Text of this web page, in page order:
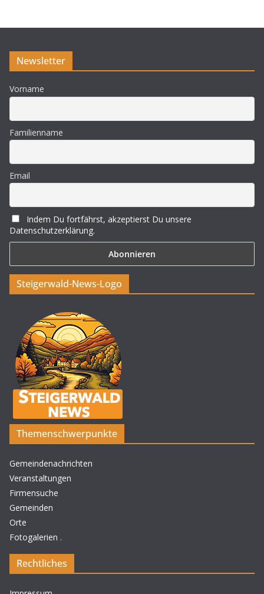
Newsletter
Vorname
Familienname
Email
Indem Du fortfährst, akzeptierst Du unsere
Datenschutzerklärung.
Steigerwald-News-Logo
Themenschwerpunkte
Gemeindenachrichten
Veranstaltungen
Firmensuche
Gemeinden
Orte
Fotogalerien .
Rechtliches